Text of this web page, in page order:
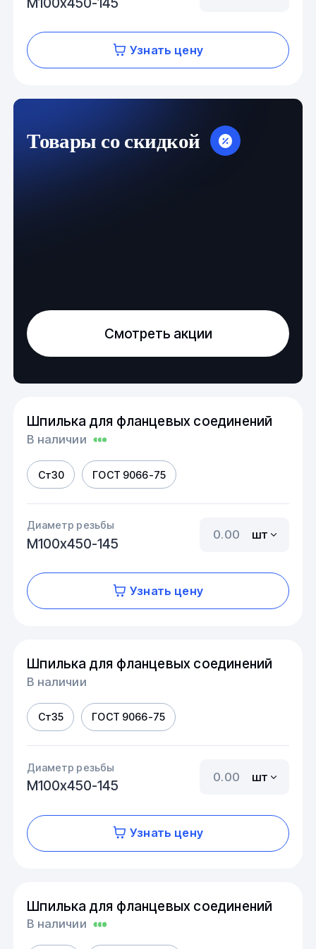
Узнать цену
Товары со скидкой
Смотреть акции
Шпилька для фланцевых соединений
В наличии
Ст30 ГОСТ 9066-75
Диаметр резьбы
М100х450-145
шт
Узнать цену
Шпилька для фланцевых соединений
В наличии
Ст35 ГОСТ 9066-75
Диаметр резьбы
М100х450-145
шт
Узнать цену
Шпилька для фланцевых соединений
В наличии